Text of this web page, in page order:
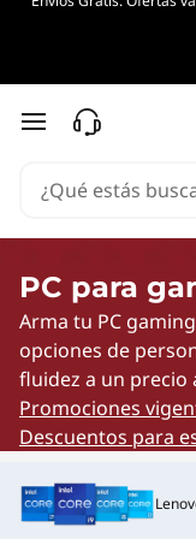
C
p
r
a
g
a
m
Ir al contenido
PC para
Arma tu PC
opciones de
fluidez a un precio
Promociones
Descuentos para